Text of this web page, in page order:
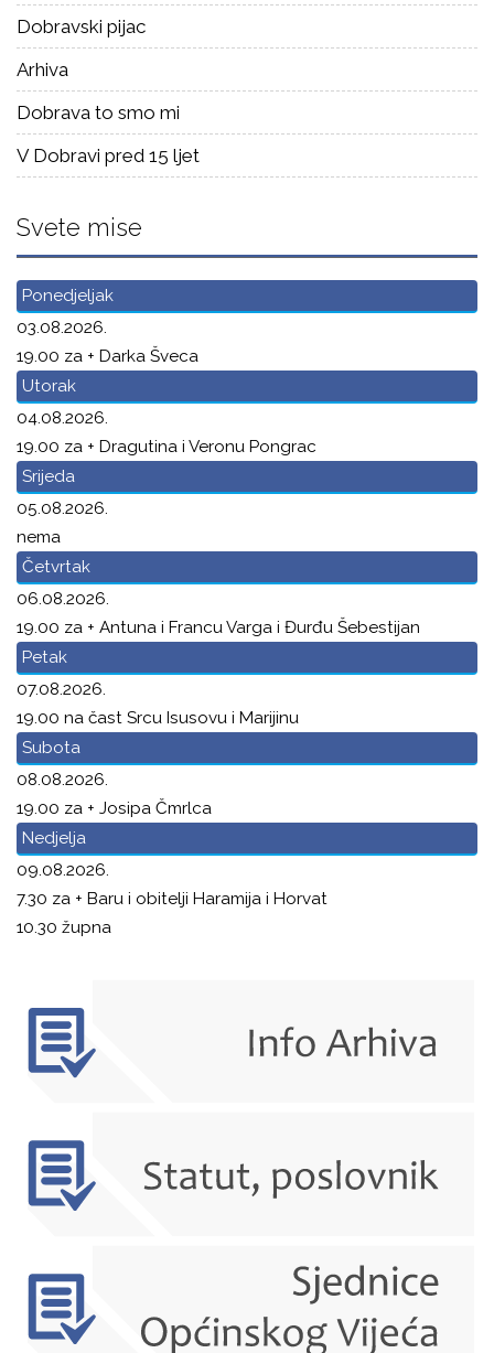
Dobravski pijac
Arhiva
Dobrava to smo mi
V Dobravi pred 15 ljet
Svete mise
Ponedjeljak
03.08.2026.
19.00 za + Darka Šveca
Utorak
04.08.2026.
19.00 za + Dragutina i Veronu Pongrac
Srijeda
05.08.2026.
nema
Četvrtak
06.08.2026.
19.00 za + Antuna i Francu Varga i Đurđu Šebestijan
Petak
07.08.2026.
19.00 na čast Srcu Isusovu i Marijinu
Subota
08.08.2026.
19.00 za + Josipa Čmrlca
Nedjelja
09.08.2026.
7.30 za + Baru i obitelji Haramija i Horvat
10.30 župna